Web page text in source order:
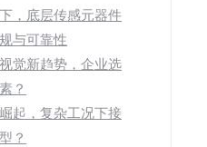
，底层传感元器件
与可靠性
觉新趋势，企业选
？
起，复杂工况下接
？